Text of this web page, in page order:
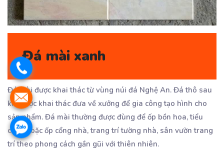
Đá mài xanh
Đá mài được khai thác từ vùng núi đá Nghệ An. Đá thô sau
khi được khai thác đưa về xưởng để gia công tạo hình cho
sản phẩm. Đá mài thường được đùng để ốp bồn hoa, tiểu
cảnh hoặc ốp cổng nhà, trang trí tường nhà, sân vườn trang
trí theo phong cách gần gũi với thiên nhiên.